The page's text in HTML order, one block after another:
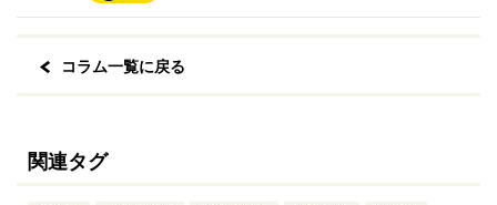
コラム一覧に戻る
関連タグ